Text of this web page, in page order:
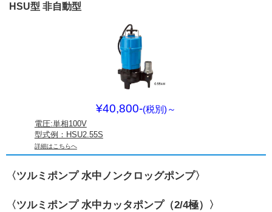
HSU型 非自動型
¥40,800-(税別) ～
電圧:単相100V
型式例：HSU2.55S
詳細はこちらへ
〈ツルミポンプ 水中ノンクロッグポンプ〉
〈ツルミポンプ 水中カッタポンプ（2/4極）〉